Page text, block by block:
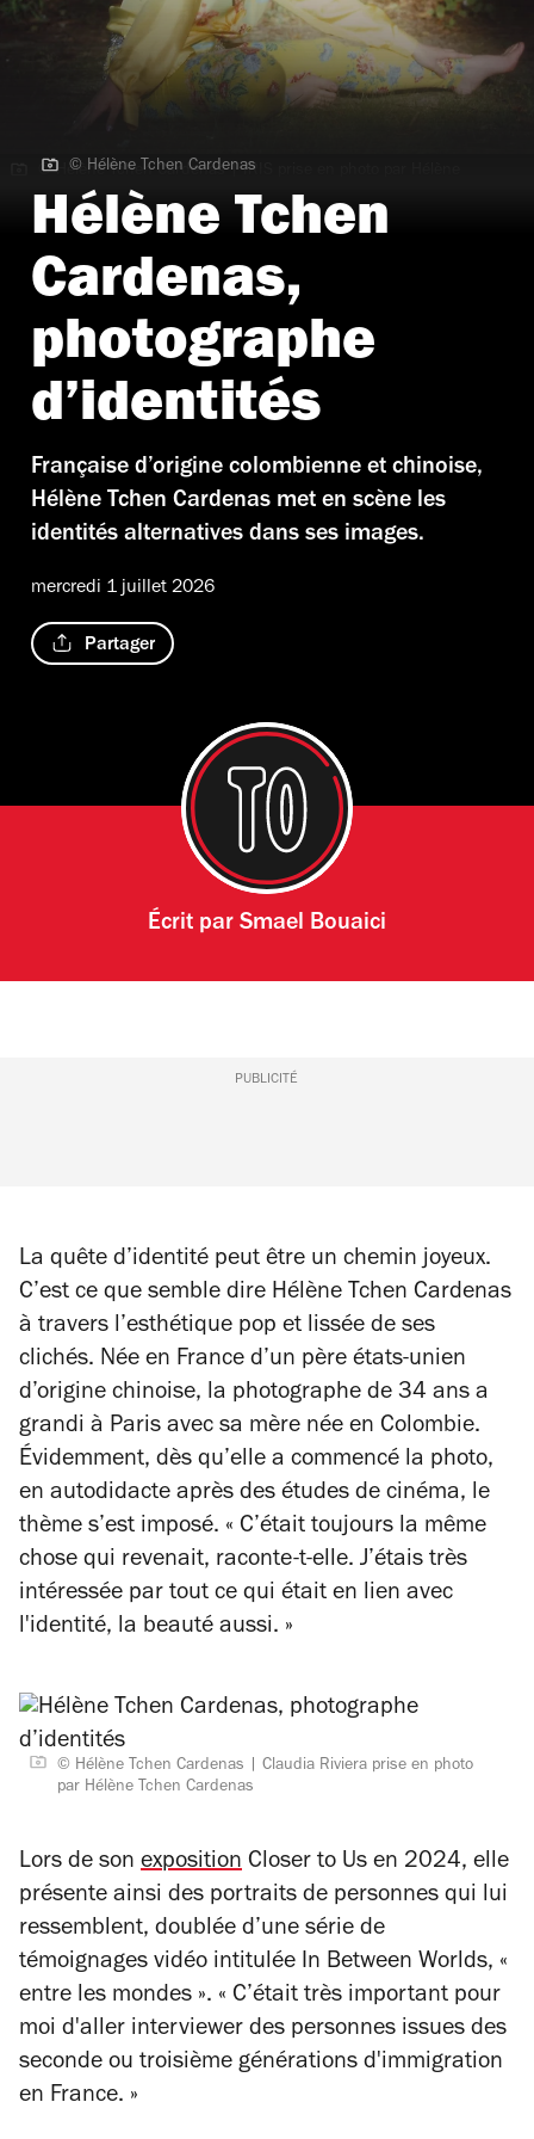
© Hélène Tchen Cardenas | IRIS prise en photo par Hélène
Tchen Cardenas
© Hélène Tchen Cardenas
Hélène Tchen
Cardenas,
photographe
d’identités
Française d’origine colombienne et chinoise,
Hélène Tchen Cardenas met en scène les
identités alternatives dans ses images.
mercredi 1 juillet 2026
Partager
Écrit par Smael Bouaici
PUBLICITÉ
La quête d’identité peut être un chemin joyeux.
C’est ce que semble dire Hélène Tchen Cardenas
à travers l’esthétique pop et lissée de ses
clichés. Née en France d’un père états-unien
d’origine chinoise, la photographe de 34 ans a
grandi à Paris avec sa mère née en Colombie.
Évidemment, dès qu’elle a commencé la photo,
en autodidacte après des études de cinéma, le
thème s’est imposé. « C’était toujours la même
chose qui revenait, raconte-t-elle. J’étais très
intéressée par tout ce qui était en lien avec
l'identité, la beauté aussi. »
© Hélène Tchen Cardenas
Claudia Riviera prise en photo
par Hélène Tchen Cardenas
Lors de son exposition Closer to Us en 2024, elle
présente ainsi des portraits de personnes qui lui
ressemblent, doublée d’une série de
témoignages vidéo intitulée In Between Worlds, «
entre les mondes ». « C’était très important pour
moi d'aller interviewer des personnes issues des
seconde ou troisième générations d'immigration
en France. »